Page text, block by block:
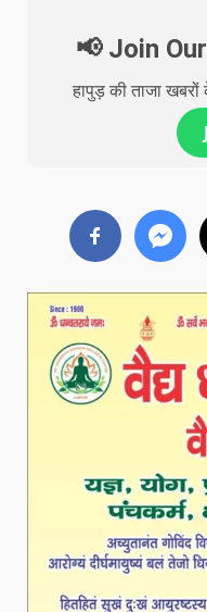
📢 Join
हापुड़ की ताजा